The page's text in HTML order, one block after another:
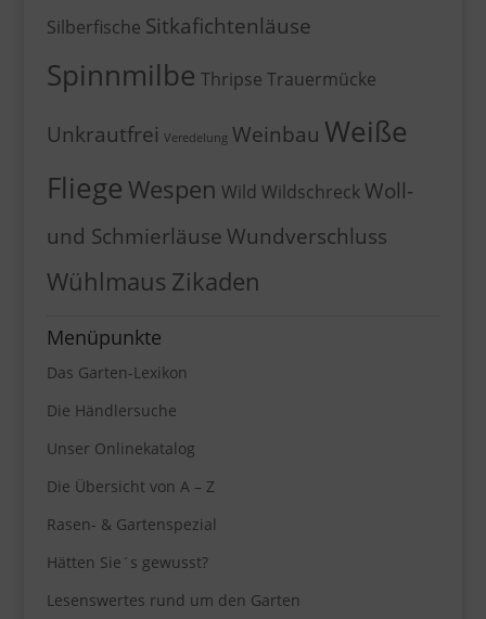
Silberfische Sitkafichtenläuse
Spinnmilbe Thripse Trauermücke
Unkrautfrei Veredelung Weinbau Weiße
Fliege Wespen Wild Wildschreck Woll-
und SchmierläuseWundverschluss
Wühlmaus Zikaden
Menüpunkte
Das Garten-Lexikon
Die Händlersuche
Unser Onlinekatalog
Die Übersicht von A – Z
Rasen- & Gartenspezial
Hätten Sie´s gewusst?
Lesenswertes rund um den Garten